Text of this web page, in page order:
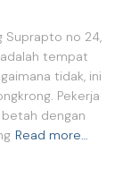
Suprapto no 24,
adalah tempat
tidak, ini
Pekerja
betah dengan
Read more…